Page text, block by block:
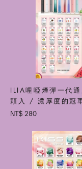
ILIA哩啞煙彈一代
顆入 / 濃厚度的冠
NT$ 280